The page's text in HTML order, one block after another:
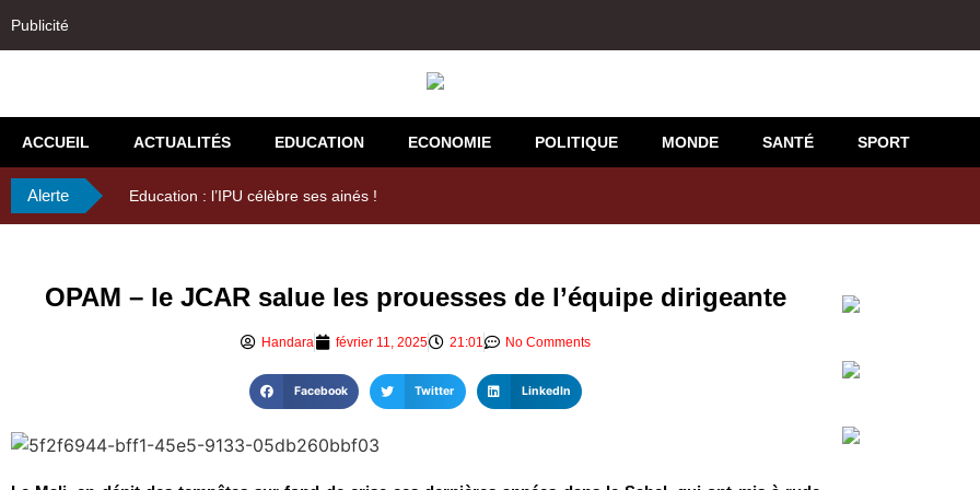
Publicité
ACCUEIL ACTUALITÉS EDUCATION ECONOMIE POLITIQUE MONDE SANTÉ SPORT
Alerte Education : l’IPU célèbre ses ainés !
OPAM – le JCAR salue les prouesses de l’équipe dirigeante
Handara février 11, 2025 21:01 No Comments
Facebook Twitter LinkedIn